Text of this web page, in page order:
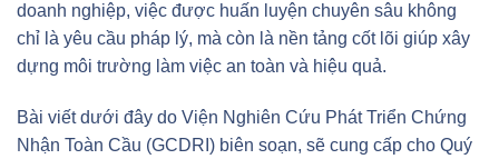
doanh nghiệp, việc được huấn luyện chuyên sâu không
chỉ là yêu cầu pháp lý, mà còn là nền tảng cốt lõi giúp xây
dựng môi trường làm việc an toàn và hiệu quả.
Bài viết dưới đây do Viện Nghiên Cứu Phát Triển Chứng
Nhận Toàn Cầu (GCDRI) biên soạn, sẽ cung cấp cho Quý